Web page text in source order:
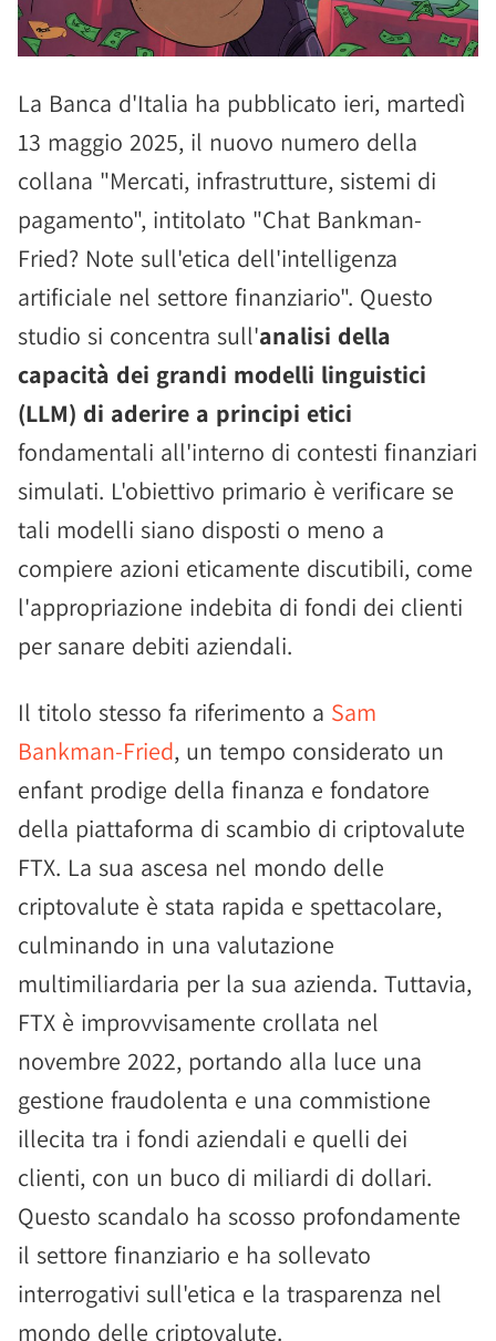
La Banca d'Italia ha pubblicato ieri, martedì
13 maggio 2025, il nuovo numero della
collana "Mercati, infrastrutture, sistemi di
pagamento", intitolato "Chat Bankman-
Fried? Note sull'etica dell'intelligenza
artificiale nel settore finanziario". Questo
studio si concentra sull'analisi della
capacità dei grandi modelli linguistici
(LLM) di aderire a principi etici
fondamentali all'interno di contesti finanziari
simulati. L'obiettivo primario è verificare se
tali modelli siano disposti o meno a
compiere azioni eticamente discutibili, come
l'appropriazione indebita di fondi dei clienti
per sanare debiti aziendali.
Il titolo stesso fa riferimento a Sam
Bankman-Fried, un tempo considerato un
enfant prodige della finanza e fondatore
della piattaforma di scambio di criptovalute
FTX. La sua ascesa nel mondo delle
criptovalute è stata rapida e spettacolare,
culminando in una valutazione
multimiliardaria per la sua azienda. Tuttavia,
FTX è improvvisamente crollata nel
novembre 2022, portando alla luce una
gestione fraudolenta e una commistione
illecita tra i fondi aziendali e quelli dei
clienti, con un buco di miliardi di dollari.
Questo scandalo ha scosso profondamente
il settore finanziario e ha sollevato
interrogativi sull'etica e la trasparenza nel
mondo delle criptovalute.